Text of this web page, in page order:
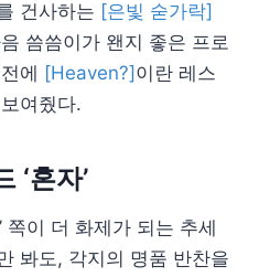
건사하는 [은빛 숟가락]
씀씀이가 왠지 좋은 프로
에 [Heaven?] 이란 레스
여줬다.
‘혼자’
쪽이 더 화제가 되는 추세
봐도, 각지의 명품 반찬을